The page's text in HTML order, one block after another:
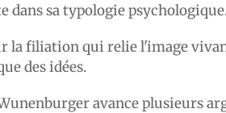
dans sa typologie
la filiation qui relie l'image
des idées.
avance plusieurs